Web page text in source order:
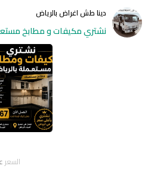
دينا طش اغراض بالرياض
نشتري مكيفات و مطابخ مستعملة
السعر